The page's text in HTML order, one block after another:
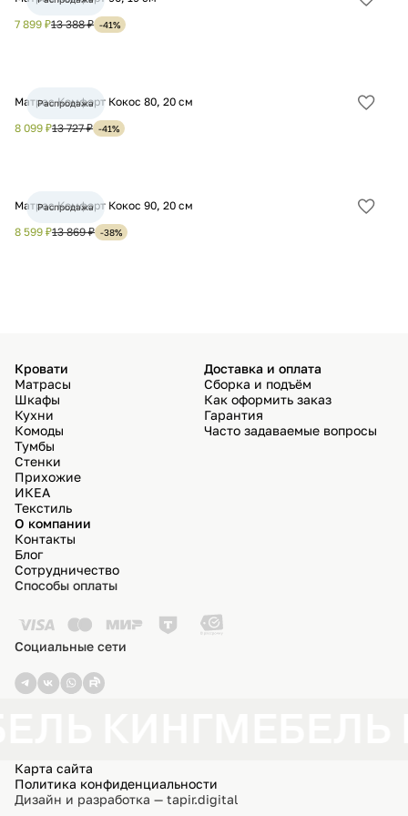
7 899 ₽13 388 ₽ -41%
Матрас Комфорт Кокос 80, 20 см
8 099 ₽13 727 ₽ -41%
Распродажа
Матрас Комфорт Кокос 90, 20 см
8 599 ₽13 869 ₽ -38%
Распродажа
Кровати
Матрасы
Шкафы
Кухни
Комоды
Тумбы
Стенки
Прихожие
ИКЕА
Текстиль
Доставка и оплата
Сборка и подъём
Как оформить заказ
Гарантия
Часто задаваемые вопросы
О компании
Контакты
Блог
Сотрудничество
Способы оплаты
Социальные сети
Карта сайта
Политика конфиденциальности
Дизайн и разработка — tapir.digital